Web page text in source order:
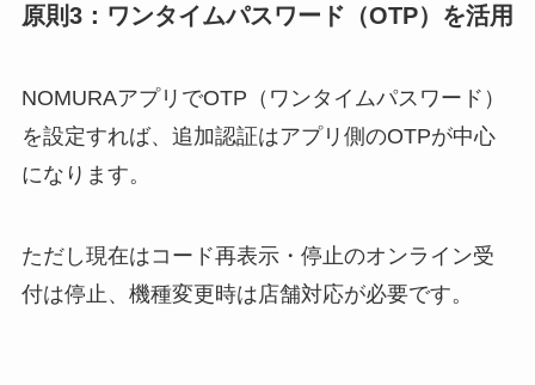
原則3：ワンタイムパスワード（OTP）を活用
NOMURAアプリでOTP（ワンタイムパスワード）
を設定すれば、追加認証はアプリ側のOTPが中心
になります。
ただし現在はコード再表示・停止のオンライン受
付は停止、機種変更時は店舗対応が必要です。